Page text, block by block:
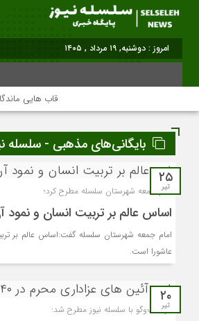
امروز : دوشنبه, ۱۹ مرداد , ۱۴۰۵
قاب هایی
بایگانی‌های مذهبی - سلسله
۲۵
تیر
امام جمعه شهرستان سلسله مطرح کرد؛
اساس عالم‌ بر تربیت انسان و نمود
امام جمعه شهرستان سلسله گفت:اساس عالم‌ بر
عاشورا است.
۲۰
تیر
در گفت‌وگو با سلسله نیوز مطرح شد: